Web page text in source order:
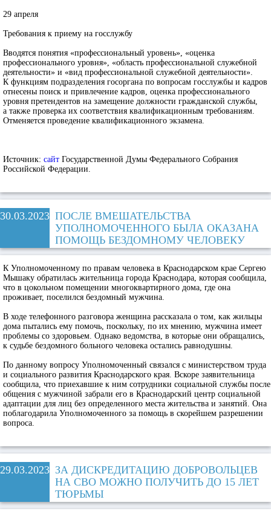
29 апреля
Требования к приему на госслужбу
Вводятся понятия «профессиональный уровень», «оценка
профессионального уровня», «область профессиональной служебной
деятельности» и «вид профессиональной служебной деятельности».
К функциям подразделения госоргана по вопросам госслужбы и кадров
отнесены поиск и привлечение кадров, оценка профессионального
уровня претендентов на замещение должности гражданской службы,
а также проверка их соответствия квалификационным требованиям.
Отменяется проведение квалификационного экзамена.
Источник: сайт Государственной Думы Федерального Собрания
Российской Федерации.
30.03.2023 ПОСЛЕ ВМЕШАТЕЛЬСТВА
УПОЛНОМОЧЕННОГО БЫЛА ОКАЗАНА
ПОМОЩЬ БЕЗДОМНОМУ ЧЕЛОВЕКУ
К Уполномоченному по правам человека в Краснодарском крае Сергею
Мышаку обратилась жительница города Краснодара, которая сообщила,
что в цокольном помещении многоквартирного дома, где она
проживает, поселился бездомный мужчина.
В ходе телефонного разговора женщина рассказала о том, как жильцы
дома пытались ему помочь, поскольку, по их мнению, мужчина имеет
проблемы со здоровьем. Однако ведомства, в которые они обращались,
к судьбе бездомного больного человека остались равнодушны.
По данному вопросу Уполномоченный связался с министерством труда
и социального развития Краснодарского края. Вскоре заявительница
сообщила, что приехавшие к ним сотрудники социальной службы после
общения с мужчиной забрали его в Краснодарский центр социальной
адаптации для лиц без определенного места жительства и занятий. Она
поблагодарила Уполномоченного за помощь в скорейшем разрешении
вопроса.
29.03.2023 ЗА ДИСКРЕДИТАЦИЮ ДОБРОВОЛЬЦЕВ
НА СВО МОЖНО ПОЛУЧИТЬ ДО 15 ЛЕТ
ТЮРЬМЫ